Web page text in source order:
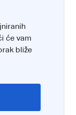
će vam
bliže